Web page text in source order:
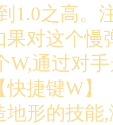
1.0之高。
果对这个慢
W,通过对
捷键W】
地形的技能